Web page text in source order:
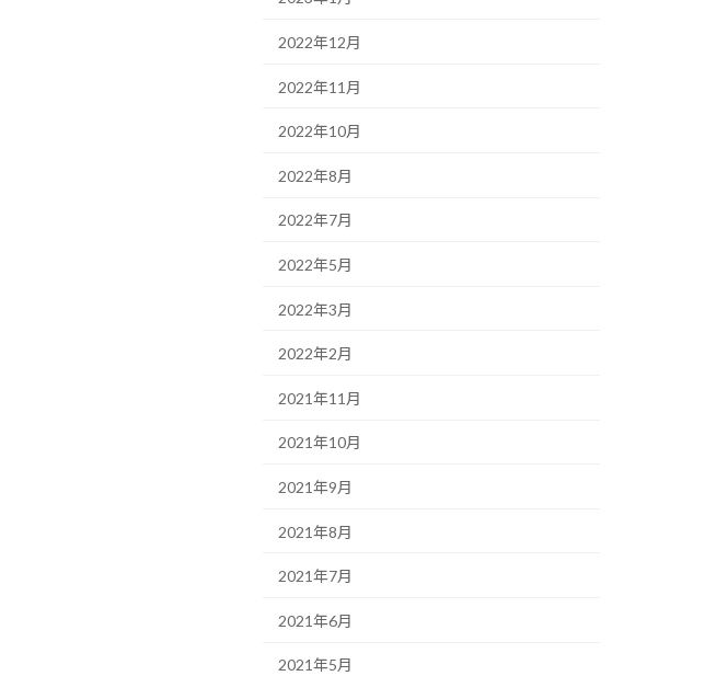
2022年12月
2022年11月
2022年10月
2022年8月
2022年7月
2022年5月
2022年3月
2022年2月
2021年11月
2021年10月
2021年9月
2021年8月
2021年7月
2021年6月
2021年5月